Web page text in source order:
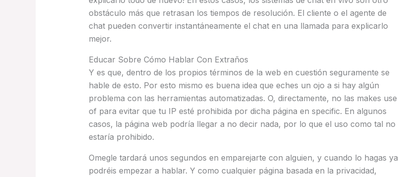
obstáculo más que retrasan los tiempos de resolución. El cliente o el agente de
chat pueden convertir instantáneamente el chat en una llamada para explicarlo
mejor.
Educar Sobre Cómo Hablar Con Extraños
Y es que, dentro de los propios términos de la web en cuestión seguramente se
hable de esto. Por esto mismo es buena idea que eches un ojo a si hay algún
problema con las herramientas automatizadas. O, directamente, no las makes use
of para evitar que tu IP esté prohibida por dicha página en specific. En algunos
casos, la página web podría llegar a no decir nada, por lo que el uso como tal no
estaría prohibido.
Omegle tardará unos segundos en emparejarte con alguien, y cuando lo hagas ya
podréis empezar a hablar. Y como cualquier página basada en la privacidad,